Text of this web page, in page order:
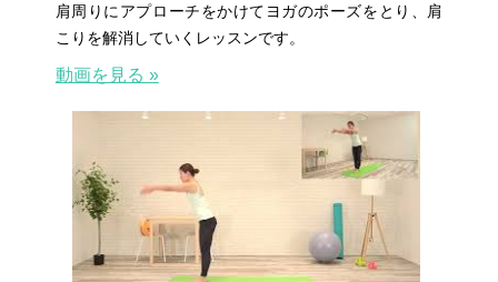
肩周りにアプローチをかけてヨガのポーズをとり、肩
こりを解消していくレッスンです。
動画を見る »